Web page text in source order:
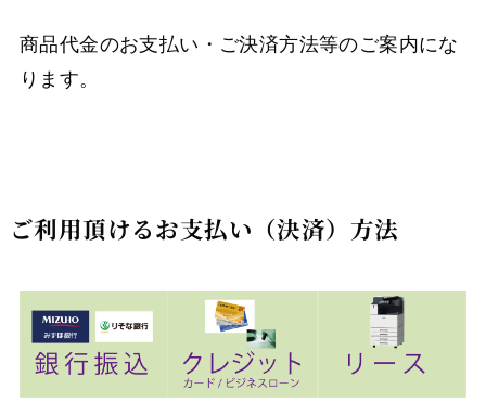
商品代金のお支払い・ご決済方法等のご案内にな
ります。
ご利用頂けるお支払い（決済）方法